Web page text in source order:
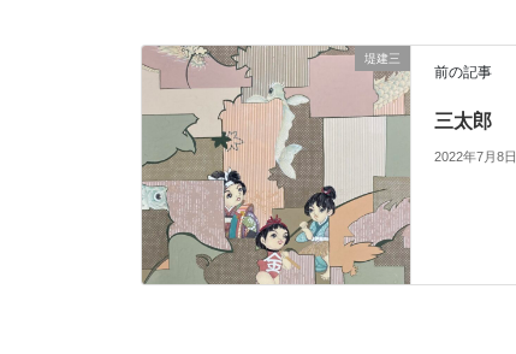
堤建三
前の記事
三太郎
2022年7月8日